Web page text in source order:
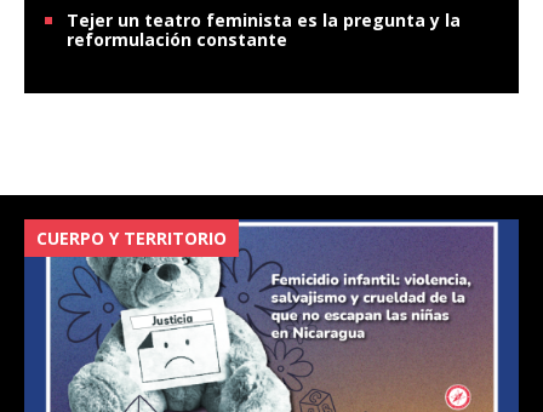
Tejer un teatro feminista es la pregunta y la
reformulación constante
CUERPO Y TERRITORIO